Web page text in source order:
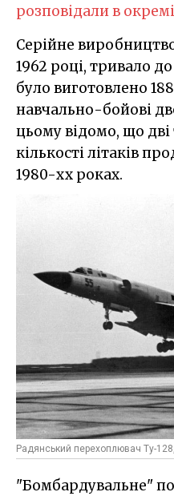
розповідали в
Серійне
1962 році, тривало
було виготовлено 188
навчально-бойові
цьому відомо, що дві
кількості літаків
1980-хх роках.
Радянський перехоплювач Ту-
"Бомбардувальне"